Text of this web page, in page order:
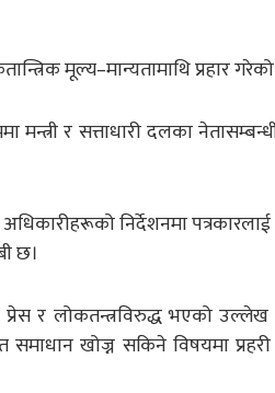
मूल्य–मान्यतामाथि प्रहार
र सत्ताधारी दलका
निर्देशनमा
छ।
र लोकतन्त्रविरुद्ध भएको उल्लेख
खोज्न सकिने विषयमा प्रहरी